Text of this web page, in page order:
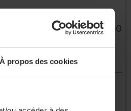
À propos des cookies
Group franchit les 200
d’affaires
Liste : La Réserve Paris de